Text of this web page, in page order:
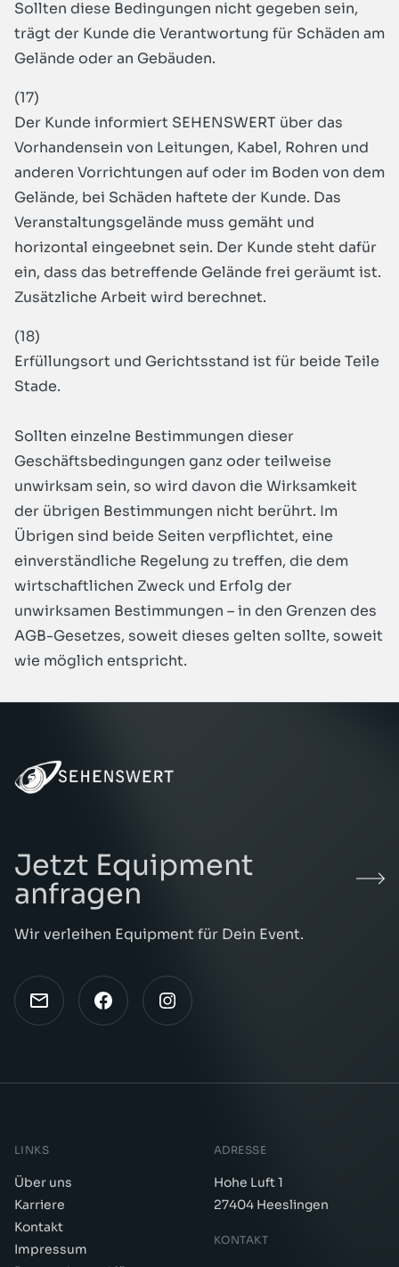
Sollten diese Bedingungen nicht gegeben sein,
trägt der Kunde die Verantwortung für Schäden am
Gelände oder an Gebäuden.
(17)
Der Kunde informiert SEHENSWERT über das
Vorhandensein von Leitungen, Kabel, Rohren und
anderen Vorrichtungen auf oder im Boden von dem
Gelände, bei Schäden haftete der Kunde. Das
Veranstaltungsgelände muss gemäht und
horizontal eingeebnet sein. Der Kunde steht dafür
ein, dass das betreffende Gelände frei geräumt ist.
Zusätzliche Arbeit wird berechnet.
(18)
Erfüllungsort und Gerichtsstand ist für beide Teile
Stade.
Sollten einzelne Bestimmungen dieser
Geschäftsbedingungen ganz oder teilweise
unwirksam sein, so wird davon die Wirksamkeit
der übrigen Bestimmungen nicht berührt. Im
Übrigen sind beide Seiten verpflichtet, eine
einverständliche Regelung zu treffen, die dem
wirtschaftlichen Zweck und Erfolg der
unwirksamen Bestimmungen – in den Grenzen des
AGB-Gesetzes, soweit dieses gelten sollte, soweit
wie möglich entspricht.
Jetzt Equipment
anfragen
Wir verleihen Equipment für Dein Event.
LINKS
Über uns
Karriere
Kontakt
Impressum
ADRESSE
Hohe Luft 1
27404 Heeslingen
KONTAKT